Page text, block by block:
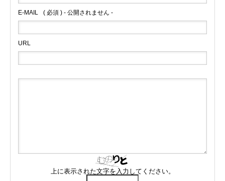
E-MAIL ( 必須 ) - 公開されません -
URL
上に表示された文字を入力してください。